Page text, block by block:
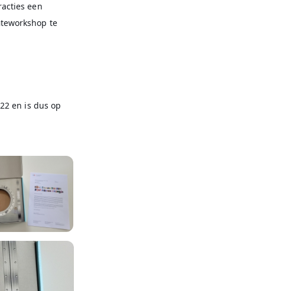
een
te
en is dus op